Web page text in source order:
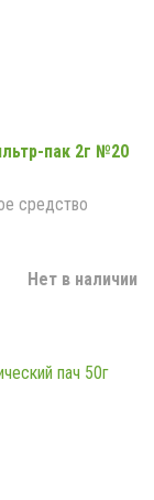
пак 2г №20
средство
Нет в наличии